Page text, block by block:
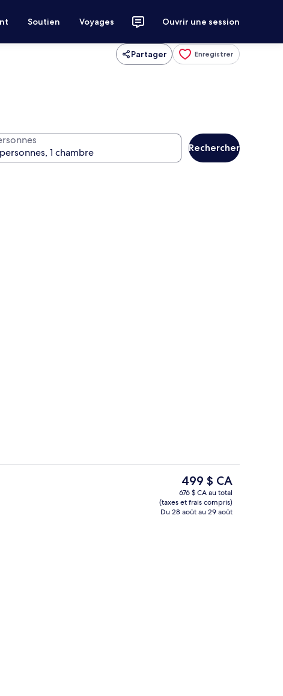
Soutien Voyages Ouvrir une session
Partager Enregistrer
Rechercher
Conception de l’immeuble
Le
prix
actuel
est
499 $ CA
676 $ CA au total
(taxes et frais compris)
Du 28 août au 29 août